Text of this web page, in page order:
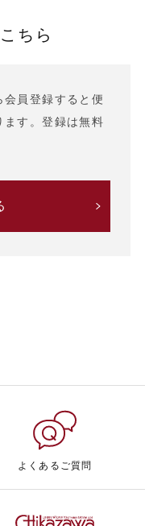
ちら
員登録すると便
ます。登録は無料
よくあるご質問